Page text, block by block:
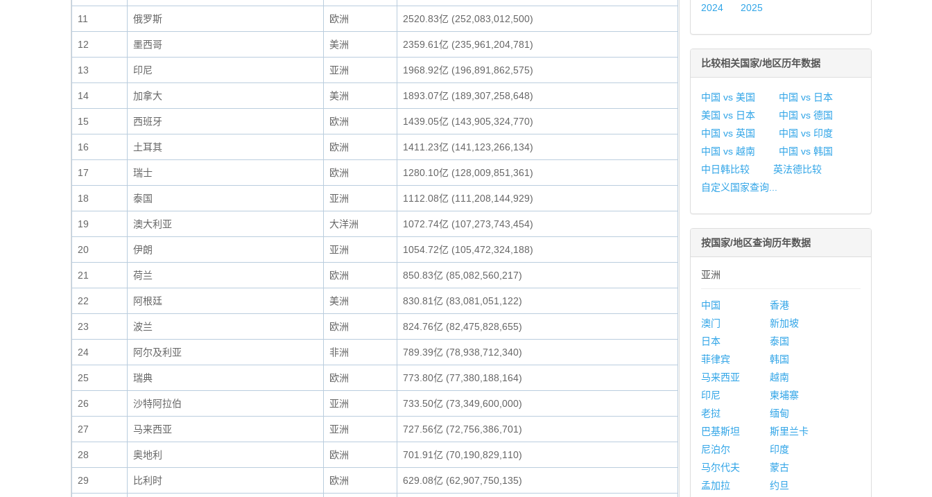
11 俄罗斯 欧洲 2520.83亿 (252,083,012,500)
12 墨西哥 美洲 2359.61亿 (235,961,204,781)
13 印尼 亚洲 1968.92亿 (196,891,862,575)
14 加拿大 美洲 1893.07亿 (189,307,258,648)
15 西班牙 欧洲 1439.05亿 (143,905,324,770)
16 土耳其 欧洲 1411.23亿 (141,123,266,134)
17 瑞士 欧洲 1280.10亿 (128,009,851,361)
18 泰国 亚洲 1112.08亿 (111,208,144,929)
19 澳大利亚 大洋洲 1072.74亿 (107,273,743,454)
20 伊朗 亚洲 1054.72亿 (105,472,324,188)
21 荷兰 欧洲 850.83亿 (85,082,560,217)
22 阿根廷 美洲 830.81亿 (83,081,051,122)
23 波兰 欧洲 824.76亿 (82,475,828,655)
24 阿尔及利亚 非洲 789.39亿 (78,938,712,340)
25 瑞典 欧洲 773.80亿 (77,380,188,164)
26 沙特阿拉伯 亚洲 733.50亿 (73,349,600,000)
27 马来西亚 亚洲 727.56亿 (72,756,386,701)
28 奥地利 欧洲 701.91亿 (70,190,829,110)
29 比利时 欧洲 629.08亿 (62,907,750,135)
2024
2025
比较相关国家/地区历年数据
中国 vs 美国
中国 vs 日本
美国 vs 日本
中国 vs 德国
中国 vs 英国
中国 vs 印度
中国 vs 越南
中国 vs 韩国
中日韩比较
英法德比较
自定义国家查询...
按国家/地区查询历年数据
亚洲
中国
香港
澳门
新加坡
日本
泰国
菲律宾
韩国
马来西亚
越南
印尼
柬埔寨
老挝
缅甸
巴基斯坦
斯里兰卡
尼泊尔
印度
马尔代夫
蒙古
孟加拉
约旦